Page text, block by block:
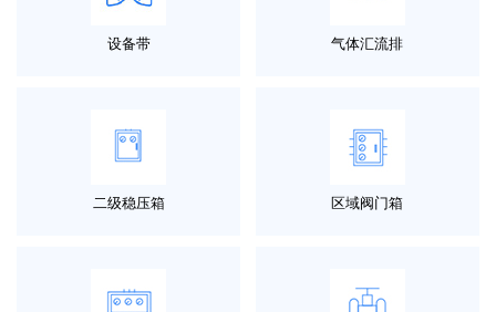
设备带 气体汇流排
二级稳压箱 区域阀门箱